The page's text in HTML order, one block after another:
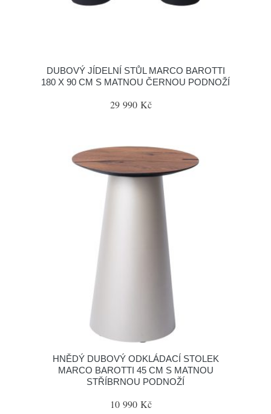
DUBOVÝ JÍDELNÍ STŮL MARCO BAROTTI
180 X 90 CM S MATNOU ČERNOU PODNOŽÍ
29 990 Kč
HNĚDÝ DUBOVÝ ODKLÁDACÍ STOLEK
MARCO BAROTTI 45 CM S MATNOU
STŘÍBRNOU PODNOŽÍ
10 990 Kč